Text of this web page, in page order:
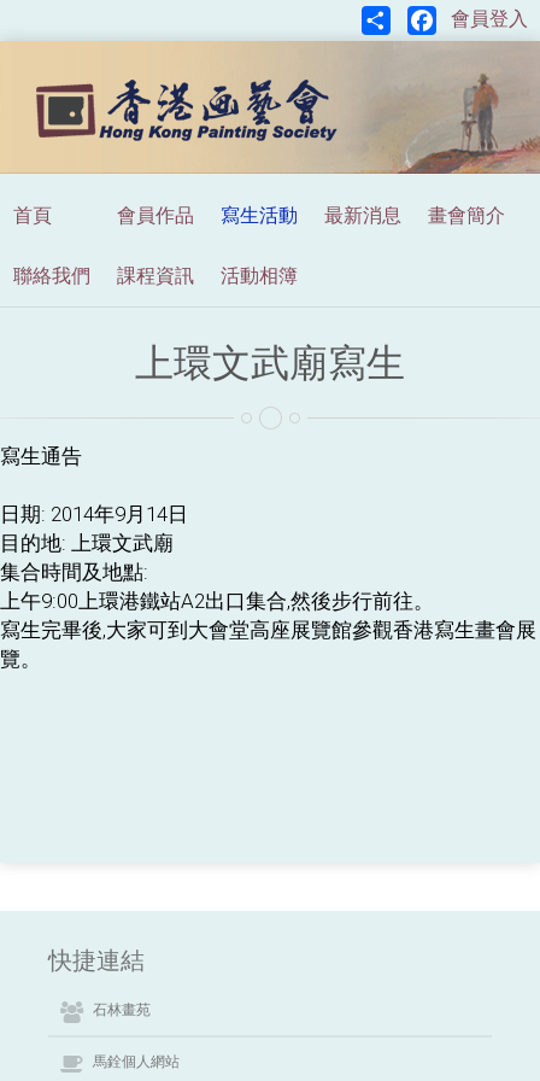
會員登入
Share Facebook
首頁 會員作品 寫生活動 最新消息 畫會簡介
聯絡我們 課程資訊 活動相簿
上環文武廟寫生
寫生通告
日期: 2014年9月14日
目的地: 上環文武廟
集合時間及地點:
上午9:00上環港鐵站A2出口集合,然後步行前往。
寫生完畢後,大家可到大會堂高座展覽館參觀香港寫生畫會展
覽。
快捷連結
石林畫苑
馬銓個人網站